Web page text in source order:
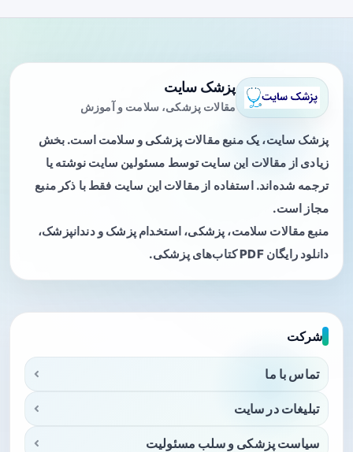
پزشک سایت
مقالات پزشکی، سلامت و آموزش
پزشک سایت، یک منبع مقالات پزشکی و سلامت است. بخش
زیادی از مقالات این سایت توسط مسئولین سایت نوشته یا
ترجمه شده‌اند. استفاده از مقالات این سایت فقط با ذکر منبع
مجاز است.
منبع مقالات سلامت، پزشکی، استخدام پزشک و دندانپزشک،
دانلود رایگان PDF کتاب‌های پزشکی.
شرکت
تماس با ما
تبلیغات در سایت
سیاست پزشکی و سلب مسئولیت